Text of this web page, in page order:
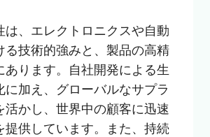
は、エレクトロニクスや自動
る技術的強みと、製品の高精
あります。自社開発による生
に加え、グローバルなサプラ
活かし、世界中の顧客に迅速
提供しています。また、持続